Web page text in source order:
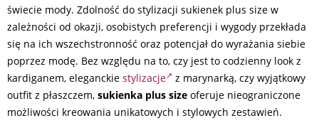
świecie mody. Zdolność do stylizacji sukienek plus size w
zależności od okazji, osobistych preferencji i wygody przekłada
się na ich wszechstronność oraz potencjał do wyrażania siebie
poprzez modę. Bez względu na to, czy jest to codzienny look z
kardiganem, eleganckie stylizacje
z marynarką, czy wyjątkowy
outfit z płaszczem, sukienka plus size oferuje nieograniczone
możliwości kreowania unikatowych i stylowych zestawień.